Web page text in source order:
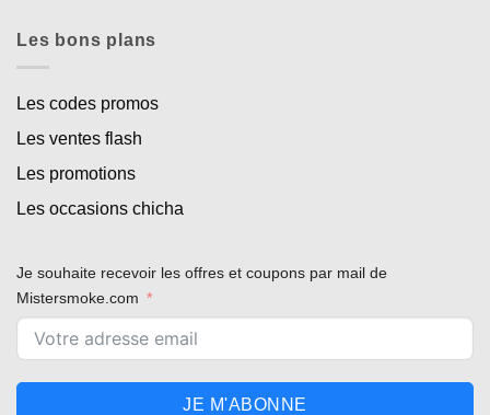
Les bons plans
Les codes promos
Les ventes flash
Les promotions
Les occasions chicha
Je souhaite recevoir les offres et coupons par mail de
Mistersmoke.com
JE M'ABONNE